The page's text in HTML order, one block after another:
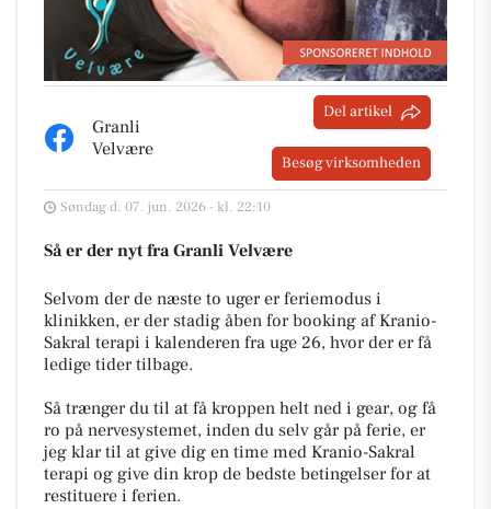
Granli
Velvære
Del artikel
Besøg virksomheden
Søndag d. 07. jun. 2026 - kl. 22:10
Så er der nyt fra Granli Velvære
Selvom der de næste to uger er feriemodus i
klinikken, er der stadig åben for booking af Kranio-
Sakral terapi i kalenderen fra uge 26, hvor der er få
ledige tider tilbage.
Så trænger du til at få kroppen helt ned i gear, og få
ro på nervesystemet, inden du selv går på ferie, er
jeg klar til at give dig en time med Kranio-Sakral
terapi og give din krop de bedste betingelser for at
restituere i ferien.